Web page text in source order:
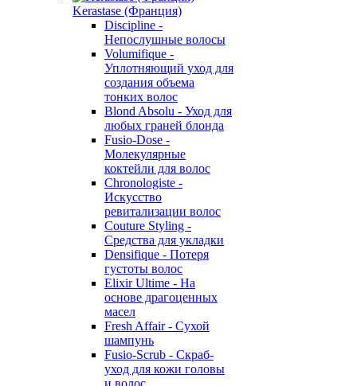
Kerastase (Франция)
Discipline -
Непослушные волосы
Volumifique -
Уплотняющий уход для
создания объема
тонких волос
Blond Absolu - Уход для
любых граней блонда
Fusio-Dose -
Молекулярные
коктейли для волос
Chronologiste -
Искусство
ревитализации волос
Couture Styling -
Средства для укладки
Densifique - Потеря
густоты волос
Elixir Ultime - На
основе драгоценных
масел
Fresh Affair - Сухой
шампунь
Fusio-Scrub - Скраб-
уход для кожи головы
и волос